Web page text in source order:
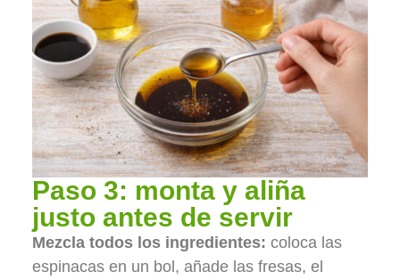
Paso 3: monta y aliña
justo antes de servir
Mezcla todos los ingredientes: coloca las
espinacas en un bol, añade las fresas, el